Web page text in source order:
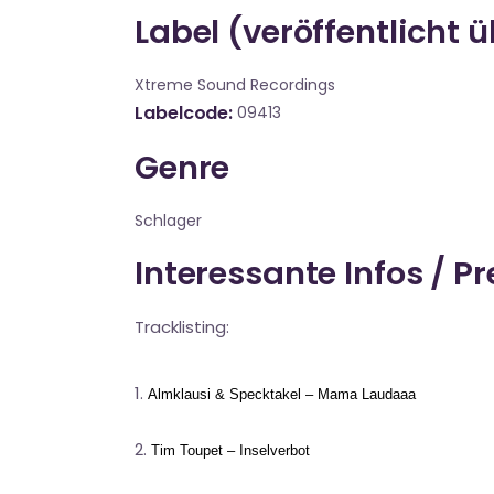
Label (veröffentlicht
Xtreme Sound Recordings
Labelcode 09413
Genre
Schlager
Interessante Infos /
Tracklisting:
Almklausi & Specktakel – Mama Laudaaa
Tim Toupet – Inselverbot